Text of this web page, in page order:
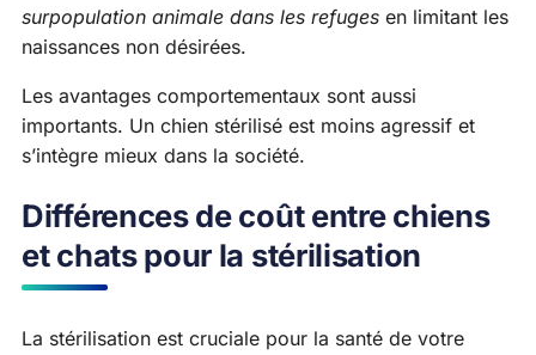
surpopulation animale dans les refuges en limitant les
naissances non désirées.
Les avantages comportementaux sont aussi
importants. Un chien stérilisé est moins agressif et
s’intègre mieux dans la société.
Différences de coût entre chiens
et chats pour la stérilisation
La stérilisation est cruciale pour la santé de votre